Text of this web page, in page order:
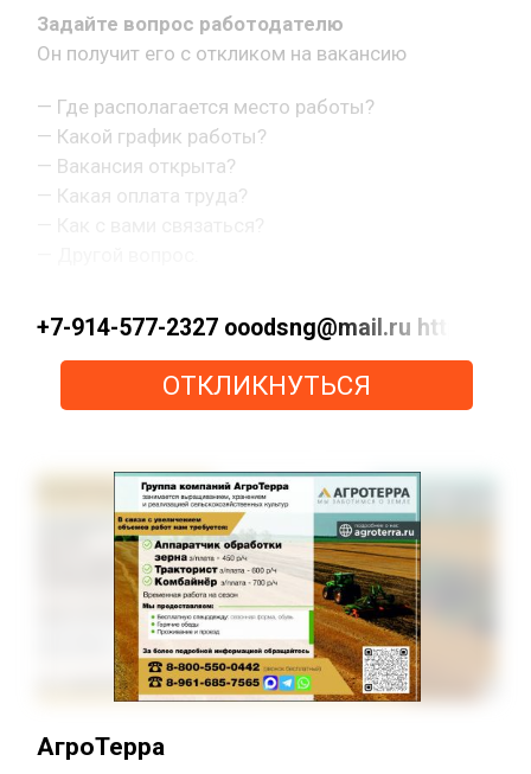
Задайте вопрос работодателю
Он получит его с откликом на вакансию
— Где располагается место работы?
— Какой график работы?
— Вакансия открыта?
— Какая оплата труда?
+7-914-577-2327 ooodsng@mail.ru https://
ОТКЛИКНУТЬСЯ
АгроТерра